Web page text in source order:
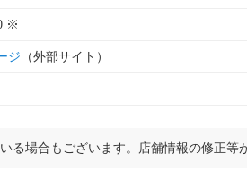
※
ジ （外部サイト）
る場合もございます。店舗情報の修正等